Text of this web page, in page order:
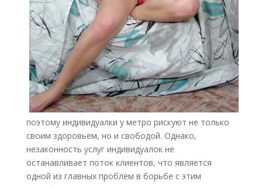
поэтому индивидуалки у метро рискуют не только
своим здоровьем, но и свободой. Однако,
незаконность услуг индивидуалок не
останавливает поток клиентов, что является
одной из главных проблем в борьбе с этим